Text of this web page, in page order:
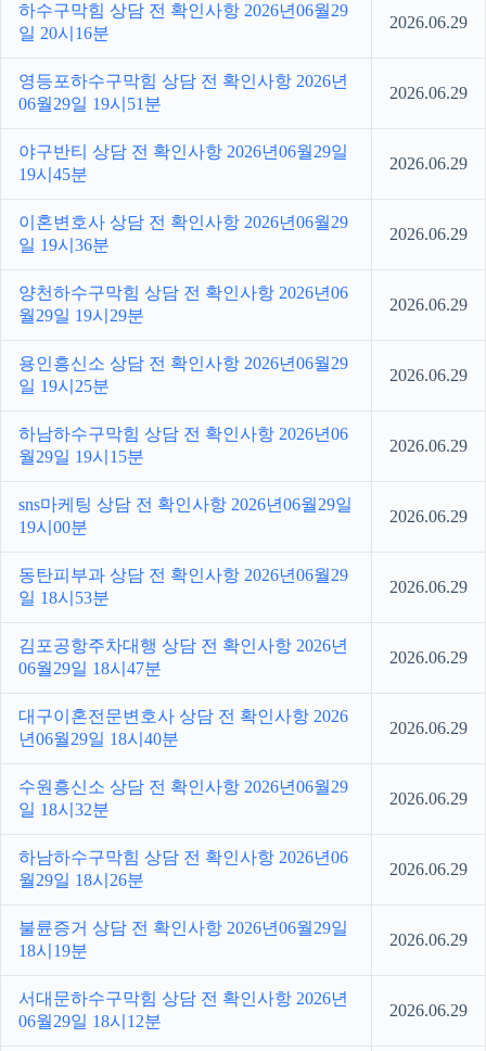
하수구막힘 상담 전 확인사항 2026년06월29
일 20시16분
2026.06.29
영등포하수구막힘 상담 전 확인사항 2026년
06월29일 19시51분
2026.06.29
야구반티 상담 전 확인사항 2026년06월29일
19시45분
2026.06.29
이혼변호사 상담 전 확인사항 2026년06월29
일 19시36분
2026.06.29
양천하수구막힘 상담 전 확인사항 2026년06
월29일 19시29분
2026.06.29
용인흥신소 상담 전 확인사항 2026년06월29
일 19시25분
2026.06.29
하남하수구막힘 상담 전 확인사항 2026년06
월29일 19시15분
2026.06.29
sns마케팅 상담 전 확인사항 2026년06월29일
19시00분
2026.06.29
동탄피부과 상담 전 확인사항 2026년06월29
일 18시53분
2026.06.29
김포공항주차대행 상담 전 확인사항 2026년
06월29일 18시47분
2026.06.29
대구이혼전문변호사 상담 전 확인사항 2026
년06월29일 18시40분
2026.06.29
수원흥신소 상담 전 확인사항 2026년06월29
일 18시32분
2026.06.29
하남하수구막힘 상담 전 확인사항 2026년06
월29일 18시26분
2026.06.29
불륜증거 상담 전 확인사항 2026년06월29일
18시19분
2026.06.29
서대문하수구막힘 상담 전 확인사항 2026년
06월29일 18시12분
2026.06.29